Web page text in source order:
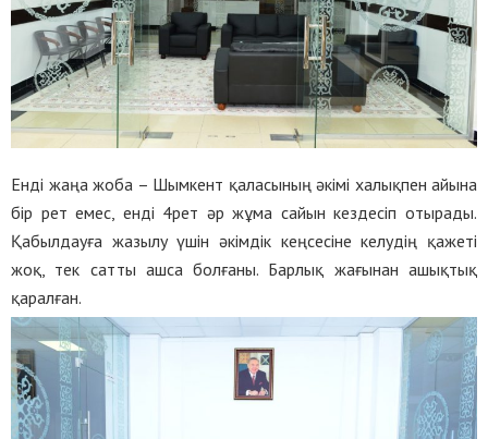
Енді жаңа жоба – Шымкент қаласының әкімі халықпен айына
бір рет емес, енді 4рет әр жұма сайын кездесіп отырады.
Қабылдауға жазылу үшін әкімдік кеңсесіне келудің қажеті
жоқ, тек сатты ашса болғаны. Барлық жағынан ашықтық
қаралған.